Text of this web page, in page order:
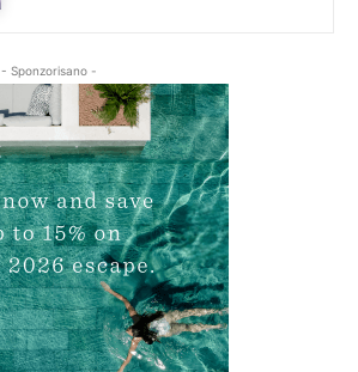
- Sponzorisano -